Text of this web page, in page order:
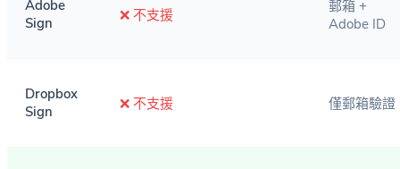
Adobe
Sign
❌ 不支援
郵箱 +
Adobe ID
Dropbox
Sign
❌ 不支援 僅郵箱驗證